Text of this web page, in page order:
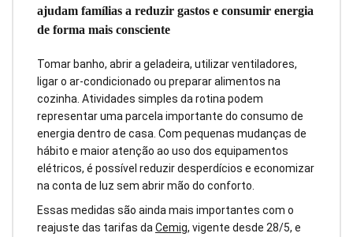
ajudam famílias a reduzir gastos e consumir energia
de forma mais consciente
Tomar banho, abrir a geladeira, utilizar ventiladores,
ligar o ar-condicionado ou preparar alimentos na
cozinha. Atividades simples da rotina podem
representar uma parcela importante do consumo de
energia dentro de casa. Com pequenas mudanças de
hábito e maior atenção ao uso dos equipamentos
elétricos, é possível reduzir desperdícios e economizar
na conta de luz sem abrir mão do conforto.
Essas medidas são ainda mais importantes com o
reajuste das tarifas da Cemig, vigente desde 28/5, e